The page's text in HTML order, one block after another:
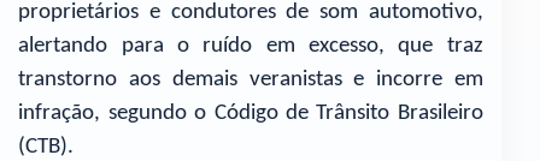
proprietários e condutores de som automotivo,
alertando para o ruído em excesso, que traz
transtorno aos demais veranistas e incorre em
infração, segundo o Código de Trânsito Brasileiro
(CTB).